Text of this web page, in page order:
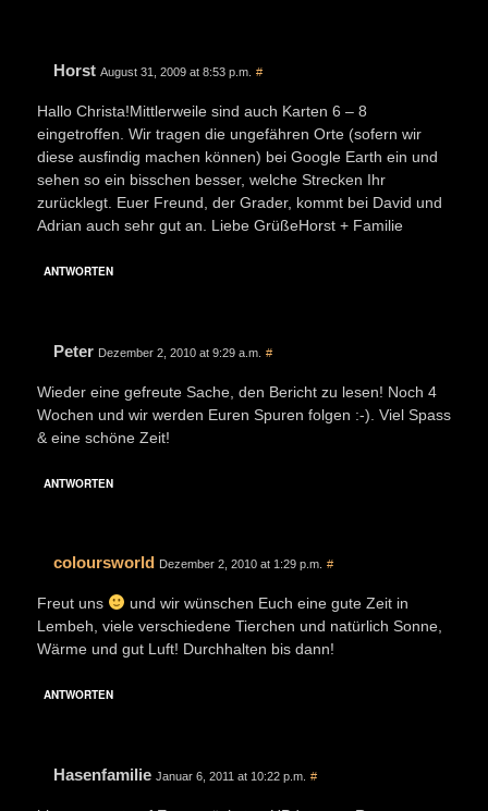
Horst August 31, 2009 at 8:53 p.m. #
Hallo Christa!Mittlerweile sind auch Karten 6 – 8
eingetroffen. Wir tragen die ungefähren Orte (sofern wir
diese ausfindig machen können) bei Google Earth ein und
sehen so ein bisschen besser, welche Strecken Ihr
zurücklegt. Euer Freund, der Grader, kommt bei David und
Adrian auch sehr gut an. Liebe GrüßeHorst + Familie
ANTWORTEN
Peter Dezember 2, 2010 at 9:29 a.m. #
Wieder eine gefreute Sache, den Bericht zu lesen! Noch 4
Wochen und wir werden Euren Spuren folgen :-). Viel Spass
& eine schöne Zeit!
ANTWORTEN
coloursworld Dezember 2, 2010 at 1:29 p.m. #
Freut uns
und wir wünschen Euch eine gute Zeit in
Lembeh, viele verschiedene Tierchen und natürlich Sonne,
Wärme und gut Luft! Durchhalten bis dann!
ANTWORTEN
Hasenfamilie Januar 6, 2011 at 10:22 p.m. #